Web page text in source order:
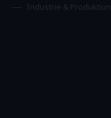
Industrie & Produktion